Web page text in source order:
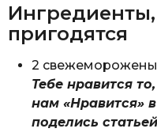
пригодятся
2
Тебе нравится
нам «Нравится»
поделись